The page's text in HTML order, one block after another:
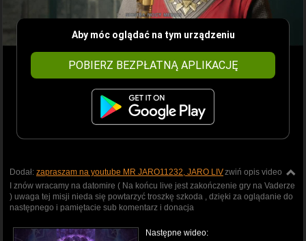
Aby móc oglądać na tym urządzeniu
POBIERZ BEZPŁATNĄ APLIKACJĘ
zwiń opis video
Dodał: zapraszam na youtube MR JARO11232, JARO LIV
I znów wracamy na datomire ( Na końcu live jest zakończenie gry na Vaderze
) uwaga tej misji nieda się powtarzyć troszkę szkoda , dzięki za oglądanie do
następnego i pamiętacie sub komentarz i donacja
Następne wideo: